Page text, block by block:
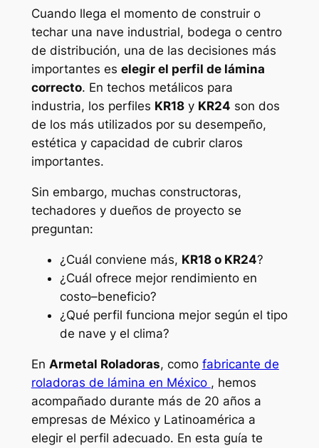
Cuando llega el momento de construir o
techar una nave industrial, bodega o centro
de distribución, una de las decisiones más
importantes es elegir el perfil de lámina
correcto. En techos metálicos para
industria, los perfiles KR18y KR24 son dos
de los más utilizados por su desempeño,
estética y capacidad de cubrir claros
importantes.
Sin embargo, muchas constructoras,
techadores y dueños de proyecto se
preguntan:
¿Cuál conviene más, KR18 o KR24?
¿Cuál ofrece mejor rendimiento en
costo–beneficio?
¿Qué perfil funciona mejor según el tipo
de nave y el clima?
En Armetal Roladoras, como fabricante de
roladoras de lámina en México , hemos
acompañado durante más de 20 años a
empresas de México y Latinoamérica a
elegir el perfil adecuado. En esta guía te